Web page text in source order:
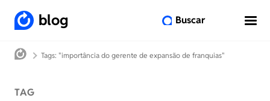
blog Buscar
Tags: "importância do gerente de expansão de franquias"
TAG